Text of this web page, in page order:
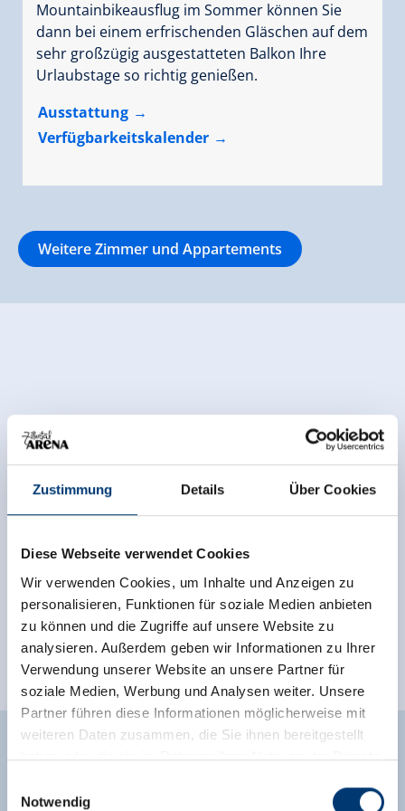
Zustimmung Details Über Cookies
Diese Webseite verwendet Cookies
Wir verwenden Cookies, um Inhalte und Anzeigen zu
personalisieren, Funktionen für soziale Medien anbieten
zu können und die Zugriffe auf unsere Website zu
analysieren. Außerdem geben wir Informationen zu Ihrer
Verwendung unserer Website an unsere Partner für
soziale Medien, Werbung und Analysen weiter. Unsere
Partner führen diese Informationen möglicherweise mit
weiteren Daten zusammen, die Sie ihnen bereitgestellt
haben oder die sie im Rahmen Ihrer Nutzung der Dienste
Notwendig
Mountainbikeausflug im Sommer können Sie
dann bei einem erfrischenden Gläschen auf dem
sehr großzügig ausgestatteten Balkon Ihre
Urlaubstage so richtig genießen.
Ausstattung
Verfügbarkeitskalender
Weitere Zimmer und Appartements
Ausstattung der Unterkunft
WLAN